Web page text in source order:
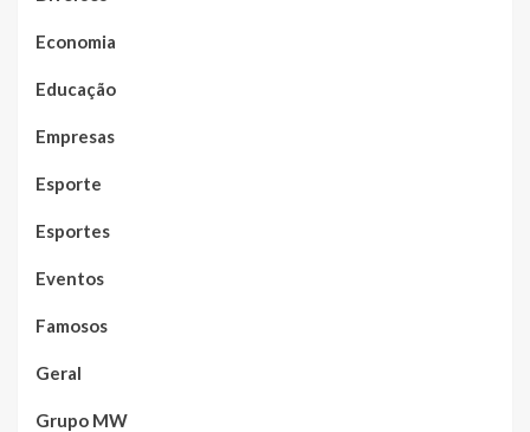
Economia
Educação
Empresas
Esporte
Esportes
Eventos
Famosos
Geral
Grupo MW